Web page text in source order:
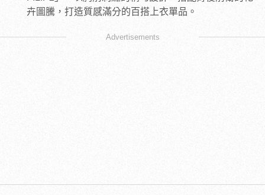
卉圖騰，打造質感滿分的百搭上衣單品。
Advertisements